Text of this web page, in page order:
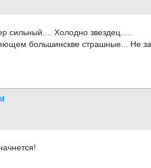
сильный.... Холодно звездец.....
большинскве страшные... Не